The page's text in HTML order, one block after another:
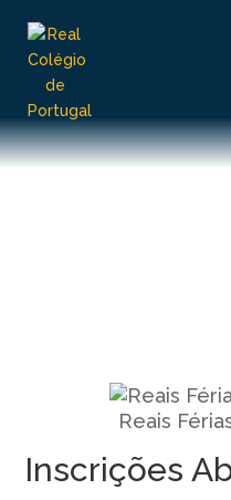
Reais
Inscrições